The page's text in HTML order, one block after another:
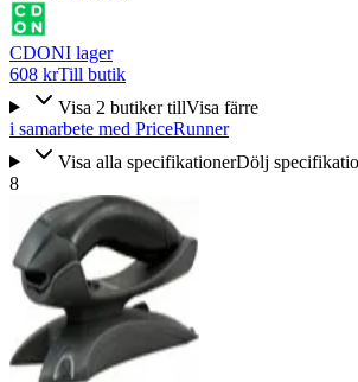
CDONI lager
608 krTill butik
Visa 2 butiker tillVisa färre
i samarbete med PriceRunner
Visa alla specifikationerDölj
8